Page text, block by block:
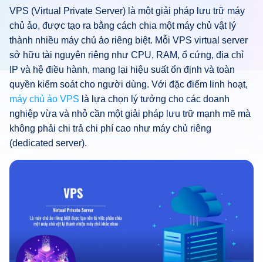
VPS (Virtual Private Server) là một giải pháp lưu trữ máy
chủ ảo, được tạo ra bằng cách chia một máy chủ vật lý
thành nhiều máy chủ ảo riêng biệt. Mỗi VPS virtual server
sở hữu tài nguyên riêng như CPU, RAM, ổ cứng, địa chỉ
IP và hệ điều hành, mang lại hiệu suất ổn định và toàn
quyền kiểm soát cho người dùng. Với đặc điểm linh hoạt,
máy chủ ảo VPS là lựa chọn lý tưởng cho các doanh
nghiệp vừa và nhỏ cần một giải pháp lưu trữ mạnh mẽ mà
không phải chi trả chi phí cao như máy chủ riêng
(dedicated server).